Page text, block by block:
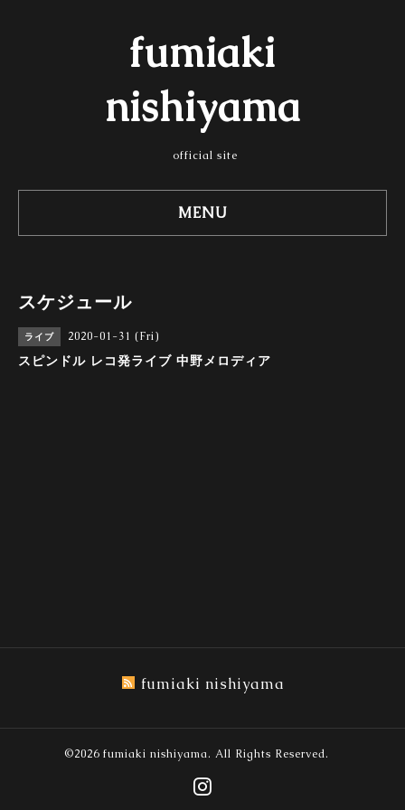
fumiaki
nishiyama
official site
MENU
スケジュール
ライブ 2020-01-31 (Fri)
スピンドル レコ発ライブ 中野メロディア
fumiaki nishiyama
©2026 fumiaki nishiyama. All Rights Reserved.